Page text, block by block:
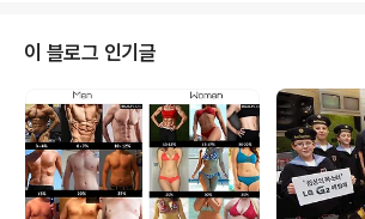
냅드래곤 821 쿼드코어 프로세서를 탑재한 원플러스 3T
가 평균 163013점으로 1위를 차지하였습니다. 또한, To
p10에는 A10 Fusion 쿼드코어 프로세서(아이폰7/아이
폰7 플러스) 및 스냅드래곤 821 쿼드코어 프로세서 / 스냅
드래곤 820 쿼드코어 프로세서만 포함되었으며, 미디어텍
및 기린, ..
이 블로그 인기글